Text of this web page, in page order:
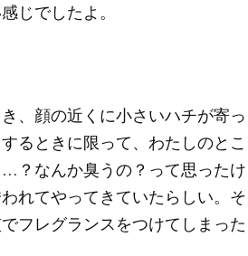
じでしたよ。
、顔の近くに小さいハチが寄っ
るときに限って、わたしのとこ
？なんか臭うの？って思ったけ
れてやってきていたらしい。そ
フレグランスをつけてしまった